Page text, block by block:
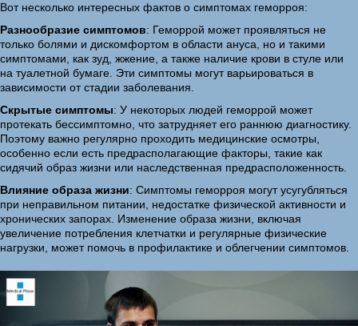
Вот несколько интересных фактов о симптомах геморроя:
Разнообразие симптомов: Геморрой может проявляться не
только болями и дискомфортом в области ануса, но и такими
симптомами, как зуд, жжение, а также наличие крови в стуле или
на туалетной бумаге. Эти симптомы могут варьироваться в
зависимости от стадии заболевания.
Скрытые симптомы: У некоторых людей геморрой может
протекать бессимптомно, что затрудняет его раннюю диагностику.
Поэтому важно регулярно проходить медицинские осмотры,
особенно если есть предрасполагающие факторы, такие как
сидячий образ жизни или наследственная предрасположенность.
Влияние образа жизни: Симптомы геморроя могут усугубляться
при неправильном питании, недостатке физической активности и
хронических запорах. Изменение образа жизни, включая
увеличение потребления клетчатки и регулярные физические
нагрузки, может помочь в профилактике и облегчении симптомов.